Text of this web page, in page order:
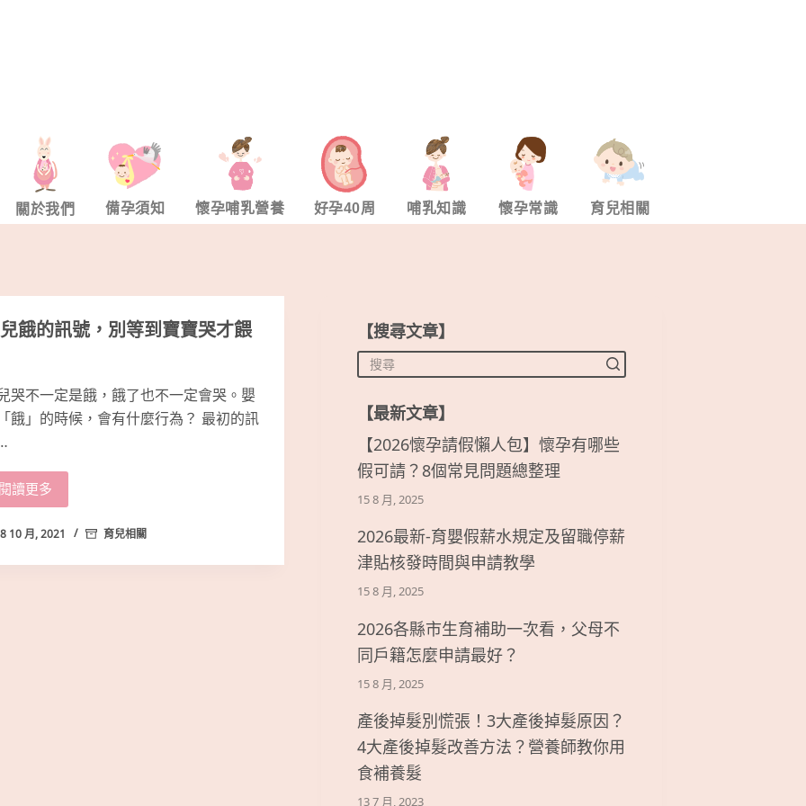
關於我們 備孕須知 懷孕哺乳營養 好孕40周 哺乳知識 懷孕常識 育兒相關
餓的訊號，別等到寶寶哭才餵
哭不一定是餓，餓了也不一定會哭。嬰
餓」的時候，會有什麼行為？ 最初的訊
讀更多
8 10 月, 2021 育兒相關
【搜尋文章】
【最新文章】
【2026懷孕請假懶人包】懷孕有哪些
假可請？8個常見問題總整理
15 8 月, 2025
2026最新-育嬰假薪水規定及留職停薪
津貼核發時間與申請教學
15 8 月, 2025
2026各縣市生育補助一次看，父母不
同戶籍怎麼申請最好？
15 8 月, 2025
產後掉髮別慌張！3大產後掉髮原因？
4大產後掉髮改善方法？營養師教你用
食補養髮
13 7 月, 2023